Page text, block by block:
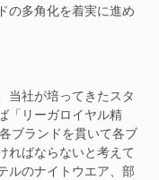
の多角化を着実に進め
当社が培ってきたスタ
「リーガロイヤル精
ブランドを貫いて各ブ
ればならないと考えて
ルのナイトウエア、部